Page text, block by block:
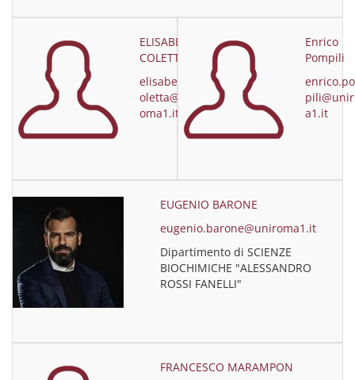
ELISABETTA
COLETTA
elisabetta.c
oletta@unir
oma1.it
Enrico
Pompili
a1.it
EUGENIO BARONE
eugenio.barone@uniroma1.it
Dipartimento di SCIENZE
BIOCHIMICHE "ALESSANDRO
ROSSI FANELLI"
FRANCESCO MARAMPON